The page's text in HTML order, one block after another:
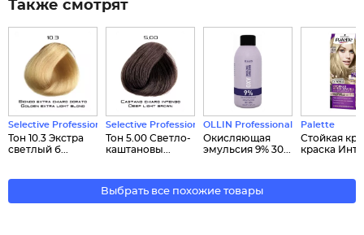
Также смотрят
Selective Professional
Тон 10.3 Экстра
светлый б...
Selective Professional
Тон 5.00 Светло-
каштановы...
OLLIN Professional
Окисляющая
эмульсия 9% 30...
Palette
Стойкая
краска
Выбрать все похожие товары